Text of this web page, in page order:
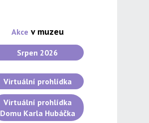
Akce v muzeu
Srpen 2026
Virtuální prohlídka
Virtuální prohlídka
Domu Karla Hubáčka